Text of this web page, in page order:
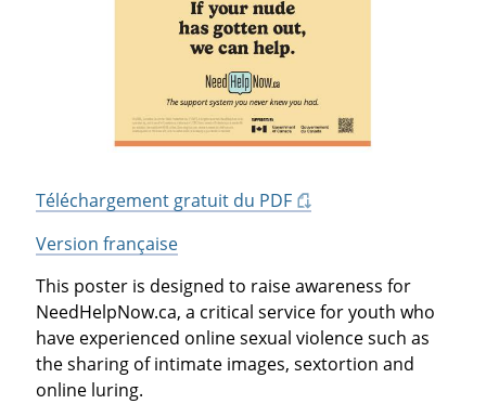
Téléchargement gratuit du PDF
Version française
This poster is designed to raise awareness for
NeedHelpNow.ca, a critical service for youth who
have experienced online sexual violence such as
the sharing of intimate images, sextortion and
online luring.